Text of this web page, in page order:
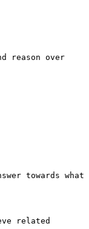
reason over
towards what
related